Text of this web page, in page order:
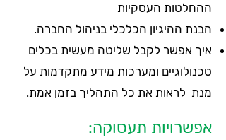
ההחלטות העסקיות
הבנת ההיגיון הכלכלי בניהול החברה.
איך אפשר לקבל שליטה מעשית בכלים
טכנולוגיים ומערכות מידע מתקדמות על
מנת לראות את כל התהליך בזמן אמת.
אפשרויות תעסוקה: